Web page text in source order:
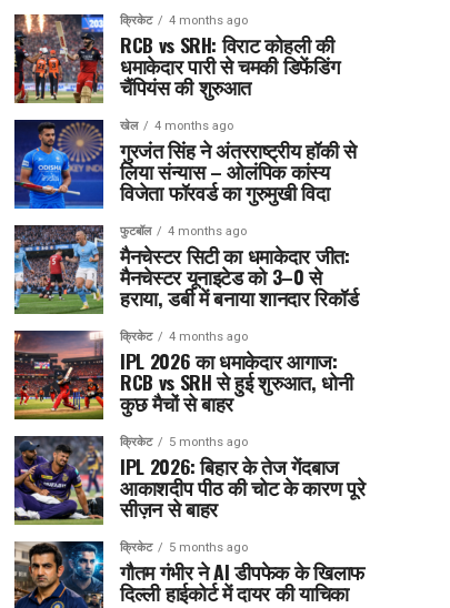
क्रिकेट 4 months ago
RCB vs SRH: विराट कोहली की
धमाकेदार पारी से चमकी डिफेंडिंग
चैंपियंस की शुरुआत
खेल 4 months ago
गुरजंत सिंह ने अंतरराष्ट्रीय हॉकी से
लिया संन्यास – ओलंपिक कांस्य
विजेता फॉरवर्ड का गुरुमुखी विदा
फुटबॉल 4 months ago
मैनचेस्टर सिटी का धमाकेदार जीत:
मैनचेस्टर यूनाइटेड को 3–0 से
हराया, डर्बी में बनाया शानदार रिकॉर्ड
क्रिकेट 4 months ago
IPL 2026 का धमाकेदार आगाज:
RCB vs SRH से हुई शुरुआत, धोनी
कुछ मैचों से बाहर
क्रिकेट 5 months ago
IPL 2026: बिहार के तेज गेंदबाज
आकाशदीप पीठ की चोट के कारण पूरे
सीज़न से बाहर
क्रिकेट 5 months ago
गौतम गंभीर ने AI डीपफेक के खिलाफ
दिल्ली हाईकोर्ट में दायर की याचिका